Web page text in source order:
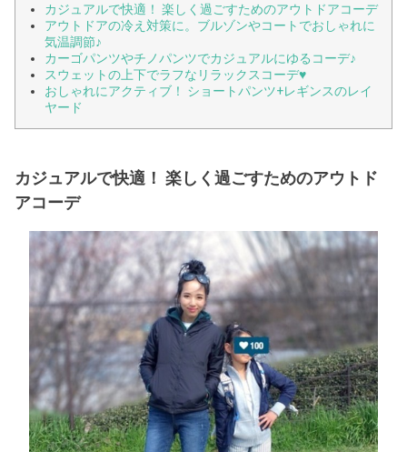
カジュアルで快適！ 楽しく過ごすためのアウトドアコーデ
アウトドアの冷え対策に。ブルゾンやコートでおしゃれに
気温調節♪
カーゴパンツやチノパンツでカジュアルにゆるコーデ♪
スウェットの上下でラフなリラックスコーデ♥
おしゃれにアクティブ！ ショートパンツ+レギンスのレイ
ヤード
カジュアルで快適！ 楽しく過ごすためのアウトド
アコーデ